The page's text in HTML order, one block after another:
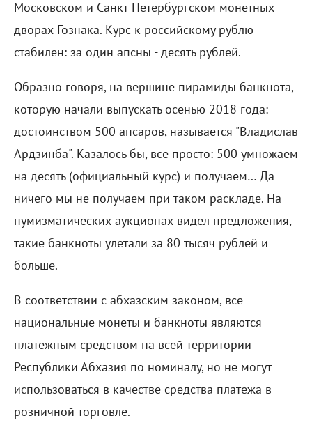
Московском и Санкт-Петербургском монетных
дворах Гознака. Курс к российскому рублю
стабилен: за один апсны - десять рублей.
Образно говоря, на вершине пирамиды банкнота,
которую начали выпускать осенью 2018 года:
достоинством 500 апсаров, называется "Владислав
Ардзинба". Казалось бы, все просто: 500 умножаем
на десять (официальный курс) и получаем… Да
ничего мы не получаем при таком раскладе. На
нумизматических аукционах видел предложения,
такие банкноты улетали за 80 тысяч рублей и
больше.
В соответствии с абхазским законом, все
национальные монеты и банкноты являются
платежным средством на всей территории
Республики Абхазия по номиналу, но не могут
использоваться в качестве средства платежа в
розничной торговле.